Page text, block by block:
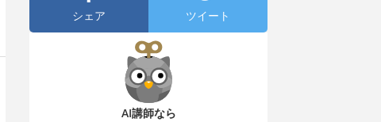
シェア ツイート
AI講師なら